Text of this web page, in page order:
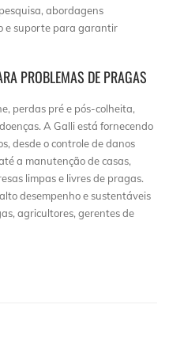
abordagens
e suporte para garantir
PROBLEMAS DE PRAGAS
perdas pré e pós-colheita,
A Galli está fornecendo
desde o controle de danos
a manutenção de casas,
limpas e livres de pragas.
desempenho e sustentáveis
agricultores, gerentes de